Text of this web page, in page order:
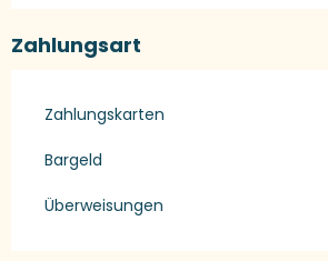
Zahlungsart
Zahlungskarten
Bargeld
Überweisungen